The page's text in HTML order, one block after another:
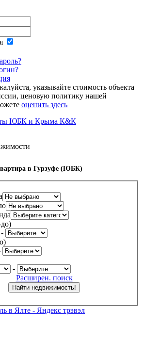
указывайте стоимость объекта
ценовую политику нашей
оценить здесь
в Гурзуфе (ЮБК)
-
-
Расширен. поиск